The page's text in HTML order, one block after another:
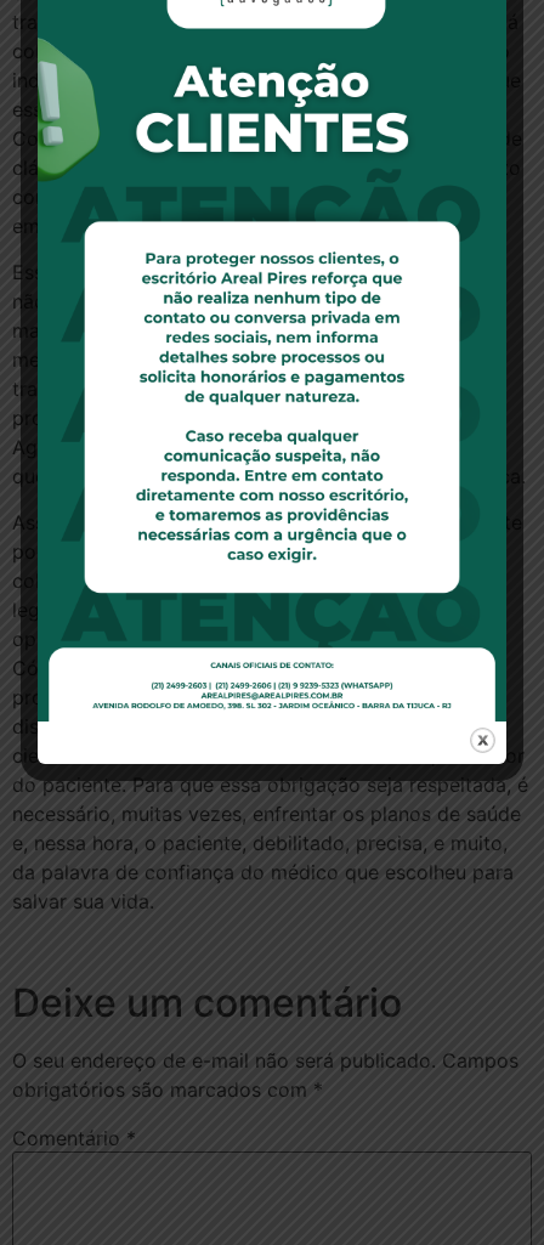
tratamento necessário para a cura. Se a patologia está
coberta, não se pode negar algum tipo de tratamento
indicado para a cura da doença. A Justiça entende que
essa conduta é abusiva, à luz do Código do
Consumidor, porque o paciente não pode, em razão de
cláusula limitativa, ser impedido de receber tratamento
com o método mais moderno disponível no momento
em que se constatou a doença coberta.
Essa medida vale para quimioterapias e radioterapias
não convencionais, exames de diagnóstico e imagem
mais modernos necessários ao tratamento,
medicamentos importados e experimentais, e
tratamentos domiciliares, bem como todos os
procedimentos que não estejam listados no Rol da
Agência Nacional de Saúde Suplementar (ANS), mas
que sejam fundamentais para o sucesso da terapêutica.
Assim, sempre que o médico verificar que seu paciente
poderá ser prejudicado por alguma negativa de
cobertura do plano de saúde, deve esclarecer que a
legislação o protege e que, em muitos casos, a
operadora pode estar tomando condutas abusivas. O
Código de Ética Médica afirma, em seu art. 32, que o
profissional não pode deixar de usar todos os meios
disponíveis de diagnóstico e tratamento,
cientificamente reconhecidos e a seu alcance, em favor
do paciente. Para que essa obrigação seja respeitada, é
necessário, muitas vezes, enfrentar os planos de saúde
e, nessa hora, o paciente, debilitado, precisa, e muito,
da palavra de confiança do médico que escolheu para
salvar sua vida.
Deixe um comentário
O seu endereço de e-mail não será publicado. Campos
obrigatórios são marcados com *
Comentário *